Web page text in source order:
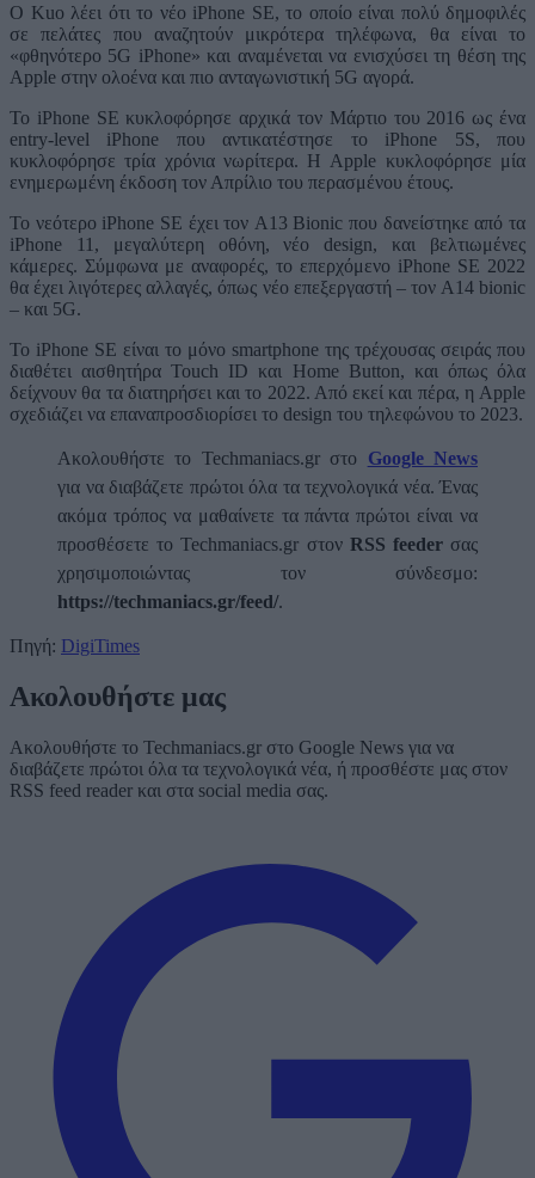
Ο Kuo λέει ότι το νέο iPhone SE, το οποίο είναι πολύ δημοφιλές
σε πελάτες που αναζητούν μικρότερα τηλέφωνα, θα είναι το
«φθηνότερο 5G iPhone» και αναμένεται να ενισχύσει τη θέση της
Apple στην ολοένα και πιο ανταγωνιστική 5G αγορά.
Το iPhone SE κυκλοφόρησε αρχικά τον Μάρτιο του 2016 ως ένα
entry-level iPhone που αντικατέστησε το iPhone 5S, που
κυκλοφόρησε τρία χρόνια νωρίτερα. Η Apple κυκλοφόρησε μία
ενημερωμένη έκδοση τον Απρίλιο του περασμένου έτους.
Το νεότερο iPhone SE έχει τον A13 Bionic που δανείστηκε από τα
iPhone 11, μεγαλύτερη οθόνη, νέο design, και βελτιωμένες
κάμερες. Σύμφωνα με αναφορές, το επερχόμενο iPhone SE 2022
θα έχει λιγότερες αλλαγές, όπως νέο επεξεργαστή – τον A14 bionic
– και 5G.
Το iPhone SE είναι το μόνο smartphone της τρέχουσας σειράς που
διαθέτει αισθητήρα Touch ID και Home Button, και όπως όλα
δείχνουν θα τα διατηρήσει και το 2022. Από εκεί και πέρα, η Apple
σχεδιάζει να επαναπροσδιορίσει το design του τηλεφώνου το 2023.
Ακολουθήστε το Techmaniacs.gr στο Google News
για να διαβάζετε πρώτοι όλα τα τεχνολογικά νέα. Ένας
ακόμα τρόπος να μαθαίνετε τα πάντα πρώτοι είναι να
προσθέσετε το Techmaniacs.gr στον RSS feederσας
χρησιμοποιώντας τον σύνδεσμο:
https://techmaniacs.gr/feed/.
Πηγή: DigiTimes
Ακολουθήστε μας
Ακολουθήστε το Techmaniacs.gr στο Google News για να
διαβάζετε πρώτοι όλα τα τεχνολογικά νέα, ή προσθέστε μας στον
RSS feed reader και στα social media σας.